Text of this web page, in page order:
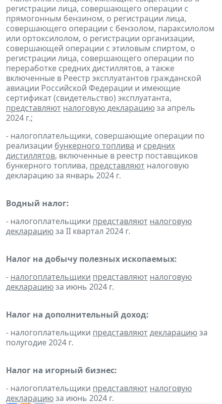
регистрации лица, совершающего операции с
прямогонным бензином, о регистрации лица,
совершающего операции с бензолом, параксилолом
или ортоксилолом, о регистрации организации,
совершающей операции с этиловым спиртом, о
регистрации лица, совершающего операции по
переработке средних дистиллятов, а также
включенные в Реестр эксплуатантов гражданской
авиации Российской Федерации и имеющие
сертификат (свидетельство) эксплуатанта,
представляют налоговую декларациюза апрель
2024 г.;
- налогоплательщики, совершающие операции по
реализации бункерного топлива и средних
дистиллятов, включенные в реестр поставщиков
бункерного топлива, представляют налоговую
декларацию за январь 2024 г.
Водный налог:
- налогоплательщики представляют налоговую
декларациюза II квартал 2024 г.
Налог на добычу полезных ископаемых:
- налогоплательщики представляют налоговую
декларациюза июнь 2024 г.
Налог на дополнительный доход:
- налогоплательщики представляютдекларациюза
полугодие 2024 г.
Налог на игорный бизнес:
- налогоплательщики представляют налоговую
декларациюза июнь 2024 г.